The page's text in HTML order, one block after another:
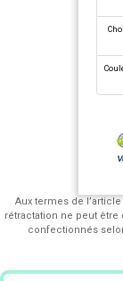
Aux termes de
rétractation ne peut
confectionnés